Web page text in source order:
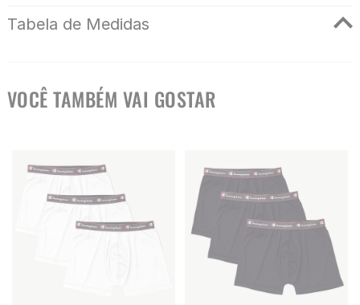
Tabela de Medidas
VOCÊ TAMBÉM VAI GOSTAR